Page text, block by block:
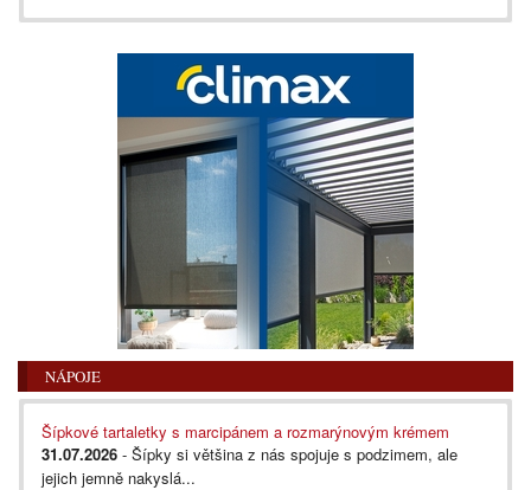
NÁPOJE
Šípkové tartaletky s marcipánem a rozmarýnovým krémem
31.07.2026 - Šípky si většina z nás spojuje s podzimem, ale
jejich jemně nakyslá...